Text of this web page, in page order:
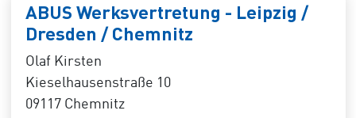
ABUS Werksvertretung - Leipzig /
Dresden / Chemnitz
Olaf Kirsten
Kieselhausenstraße 10
09117 Chemnitz